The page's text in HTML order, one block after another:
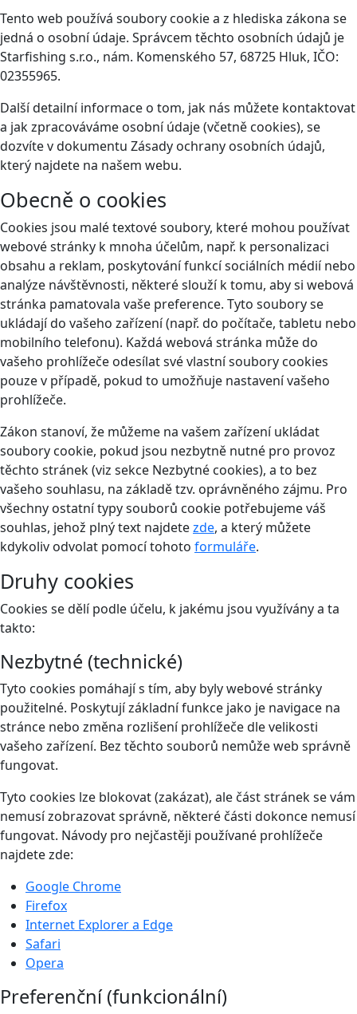
Tento web používá soubory cookie a z hlediska zákona se
jedná o osobní údaje. Správcem těchto osobních údajů je
Starfishing s.r.o., nám. Komenského 57, 68725 Hluk, IČO:
02355965.
Další detailní informace o tom, jak nás můžete kontaktovat
a jak zpracováváme osobní údaje (včetně cookies), se
dozvíte v dokumentu Zásady ochrany osobních údajů,
který najdete na našem webu.
Obecně o cookies
Cookies jsou malé textové soubory, které mohou používat
webové stránky k mnoha účelům, např. k personalizaci
obsahu a reklam, poskytování funkcí sociálních médií nebo
analýze návštěvnosti, některé slouží k tomu, aby si webová
stránka pamatovala vaše preference. Tyto soubory se
ukládají do vašeho zařízení (např. do počítače, tabletu nebo
mobilního telefonu). Každá webová stránka může do
vašeho prohlížeče odesílat své vlastní soubory cookies
pouze v případě, pokud to umožňuje nastavení vašeho
prohlížeče.
Zákon stanoví, že můžeme na vašem zařízení ukládat
soubory cookie, pokud jsou nezbytně nutné pro provoz
těchto stránek (viz sekce Nezbytné cookies), a to bez
vašeho souhlasu, na základě tzv. oprávněného zájmu. Pro
všechny ostatní typy souborů cookie potřebujeme váš
souhlas, jehož plný text najdetezde, a který můžete
kdykoliv odvolat pomocí tohoto formuláře.
Druhy cookies
Cookies se dělí podle účelu, k jakému jsou využívány a ta
takto:
Nezbytné (technické)
Tyto cookies pomáhají s tím, aby byly webové stránky
použitelné. Poskytují základní funkce jako je navigace na
stránce nebo změna rozlišení prohlížeče dle velikosti
vašeho zařízení. Bez těchto souborů nemůže web správně
fungovat.
Tyto cookies lze blokovat (zakázat), ale část stránek se vám
nemusí zobrazovat správně, některé části dokonce nemusí
fungovat. Návody pro nejčastěji používané prohlížeče
najdete zde:
Google Chrome
Firefox
Internet Explorer a Edge
Safari
Opera
Preferenční (funkcionální)